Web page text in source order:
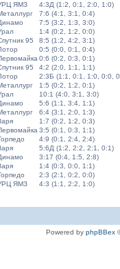
ЯМЗ
4:3Д (1:2, 0:1, 2:0, 1:0)
7:6 (4:1, 3:1, 0:4)
7:5 (3:2, 1:3, 3:0)
1:4 (0:2, 1:2, 0:0)
95
8:5 (1:2, 4:2, 3:1)
0:5 (0:0, 0:1, 0:4)
0:6 (0:2, 0:3, 0:1)
95
4:2 (2:0, 1:1, 1:1)
2:3Б (1:1, 0:1, 1:0, 0:0,
1:5 (0:2, 1:2, 0:1)
10:1 (4:0, 3:1, 3:0)
5:6 (1:1, 3:4, 1:1)
6:4 (3:1, 2:0, 1:3)
1:7 (0:2, 1:2, 0:3)
3:5 (0:1, 0:3, 1:1)
4:9 (0:1, 2:4, 2:4)
5:6Д (1:2, 2:2, 2:1, 0:1)
3:17 (0:4, 1:5, 2:8)
1:4 (0:3, 0:0, 1:1)
2:3 (2:1, 0:2, 0:0)
ЯМЗ 4:3 (1:1, 2:2, 1:0)
Powered by phpBBex